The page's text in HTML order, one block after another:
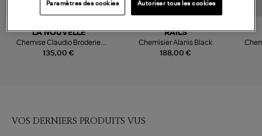
135,00 €
LA NOUVELLE
Chemise Claudio Broderie
Anglaise
188,00 €
RAILS
Chemisier Alanis Black
VOS DERNIERS PRODUITS VUS
Paramètres des cookies Autoriser tous les cookies